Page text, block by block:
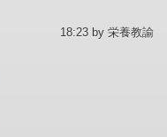
18:23 by 栄養教諭